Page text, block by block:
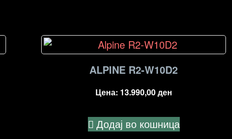
ALPINE R2-W10D2
Цена: 13.990,00ден
Додај во кошница